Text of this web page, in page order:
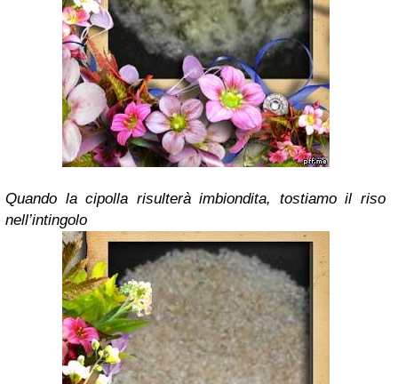
Quando la cipolla risulterà imbiondita, tostiamo il riso
nell’intingolo